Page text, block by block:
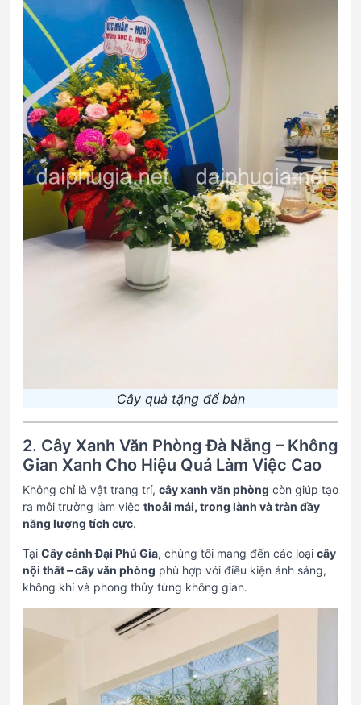
Cây quà tặng để bàn
2. Cây Xanh Văn Phòng Đà Nẵng – Không
Gian Xanh Cho Hiệu Quả Làm Việc Cao
Không chỉ là vật trang trí, cây xanh văn phòng còn giúp tạo
ra môi trường làm việc thoải mái, trong lành và tràn đầy
năng lượng tích cực.
Tại Cây cảnh Đại Phú Gia, chúng tôi mang đến các loại cây
nội thất – cây văn phòng phù hợp với điều kiện ánh sáng,
không khí và phong thủy từng không gian.